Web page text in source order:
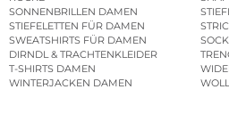
SONNENBRILLEN DAMEN
STIEFELETTEN FÜR DAMEN
SWEATSHIRTS FÜR DAMEN
DIRNDL & TRACHTENKLEIDER
T-SHIRTS DAMEN
WINTERJACKEN DAMEN